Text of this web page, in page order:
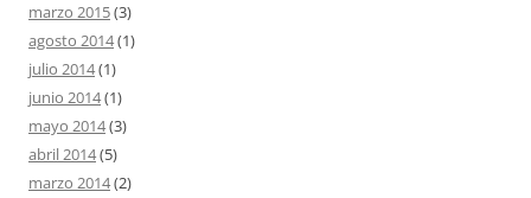
marzo 2015(3)
agosto 2014(1)
julio 2014(1)
junio 2014(1)
mayo 2014(3)
abril 2014(5)
marzo 2014(2)